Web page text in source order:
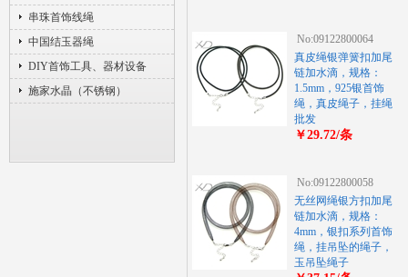
串珠首饰线绳
中国结玉器绳
DIY首饰工具、器材设备
施家水晶（不锈钢）
No:09122800064
真皮绳银弹簧扣加尾
链加水滴，规格：
1.5mm，925银首饰
绳，真皮绳子，挂绳
批发
￥29.72/条
No:09122800058
无丝网绳银方扣加尾
链加水滴，规格：
4mm，银扣系列首饰
绳，挂吊坠的绳子，
玉吊坠绳子